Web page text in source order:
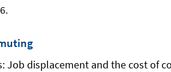
Job displacement and the cost of